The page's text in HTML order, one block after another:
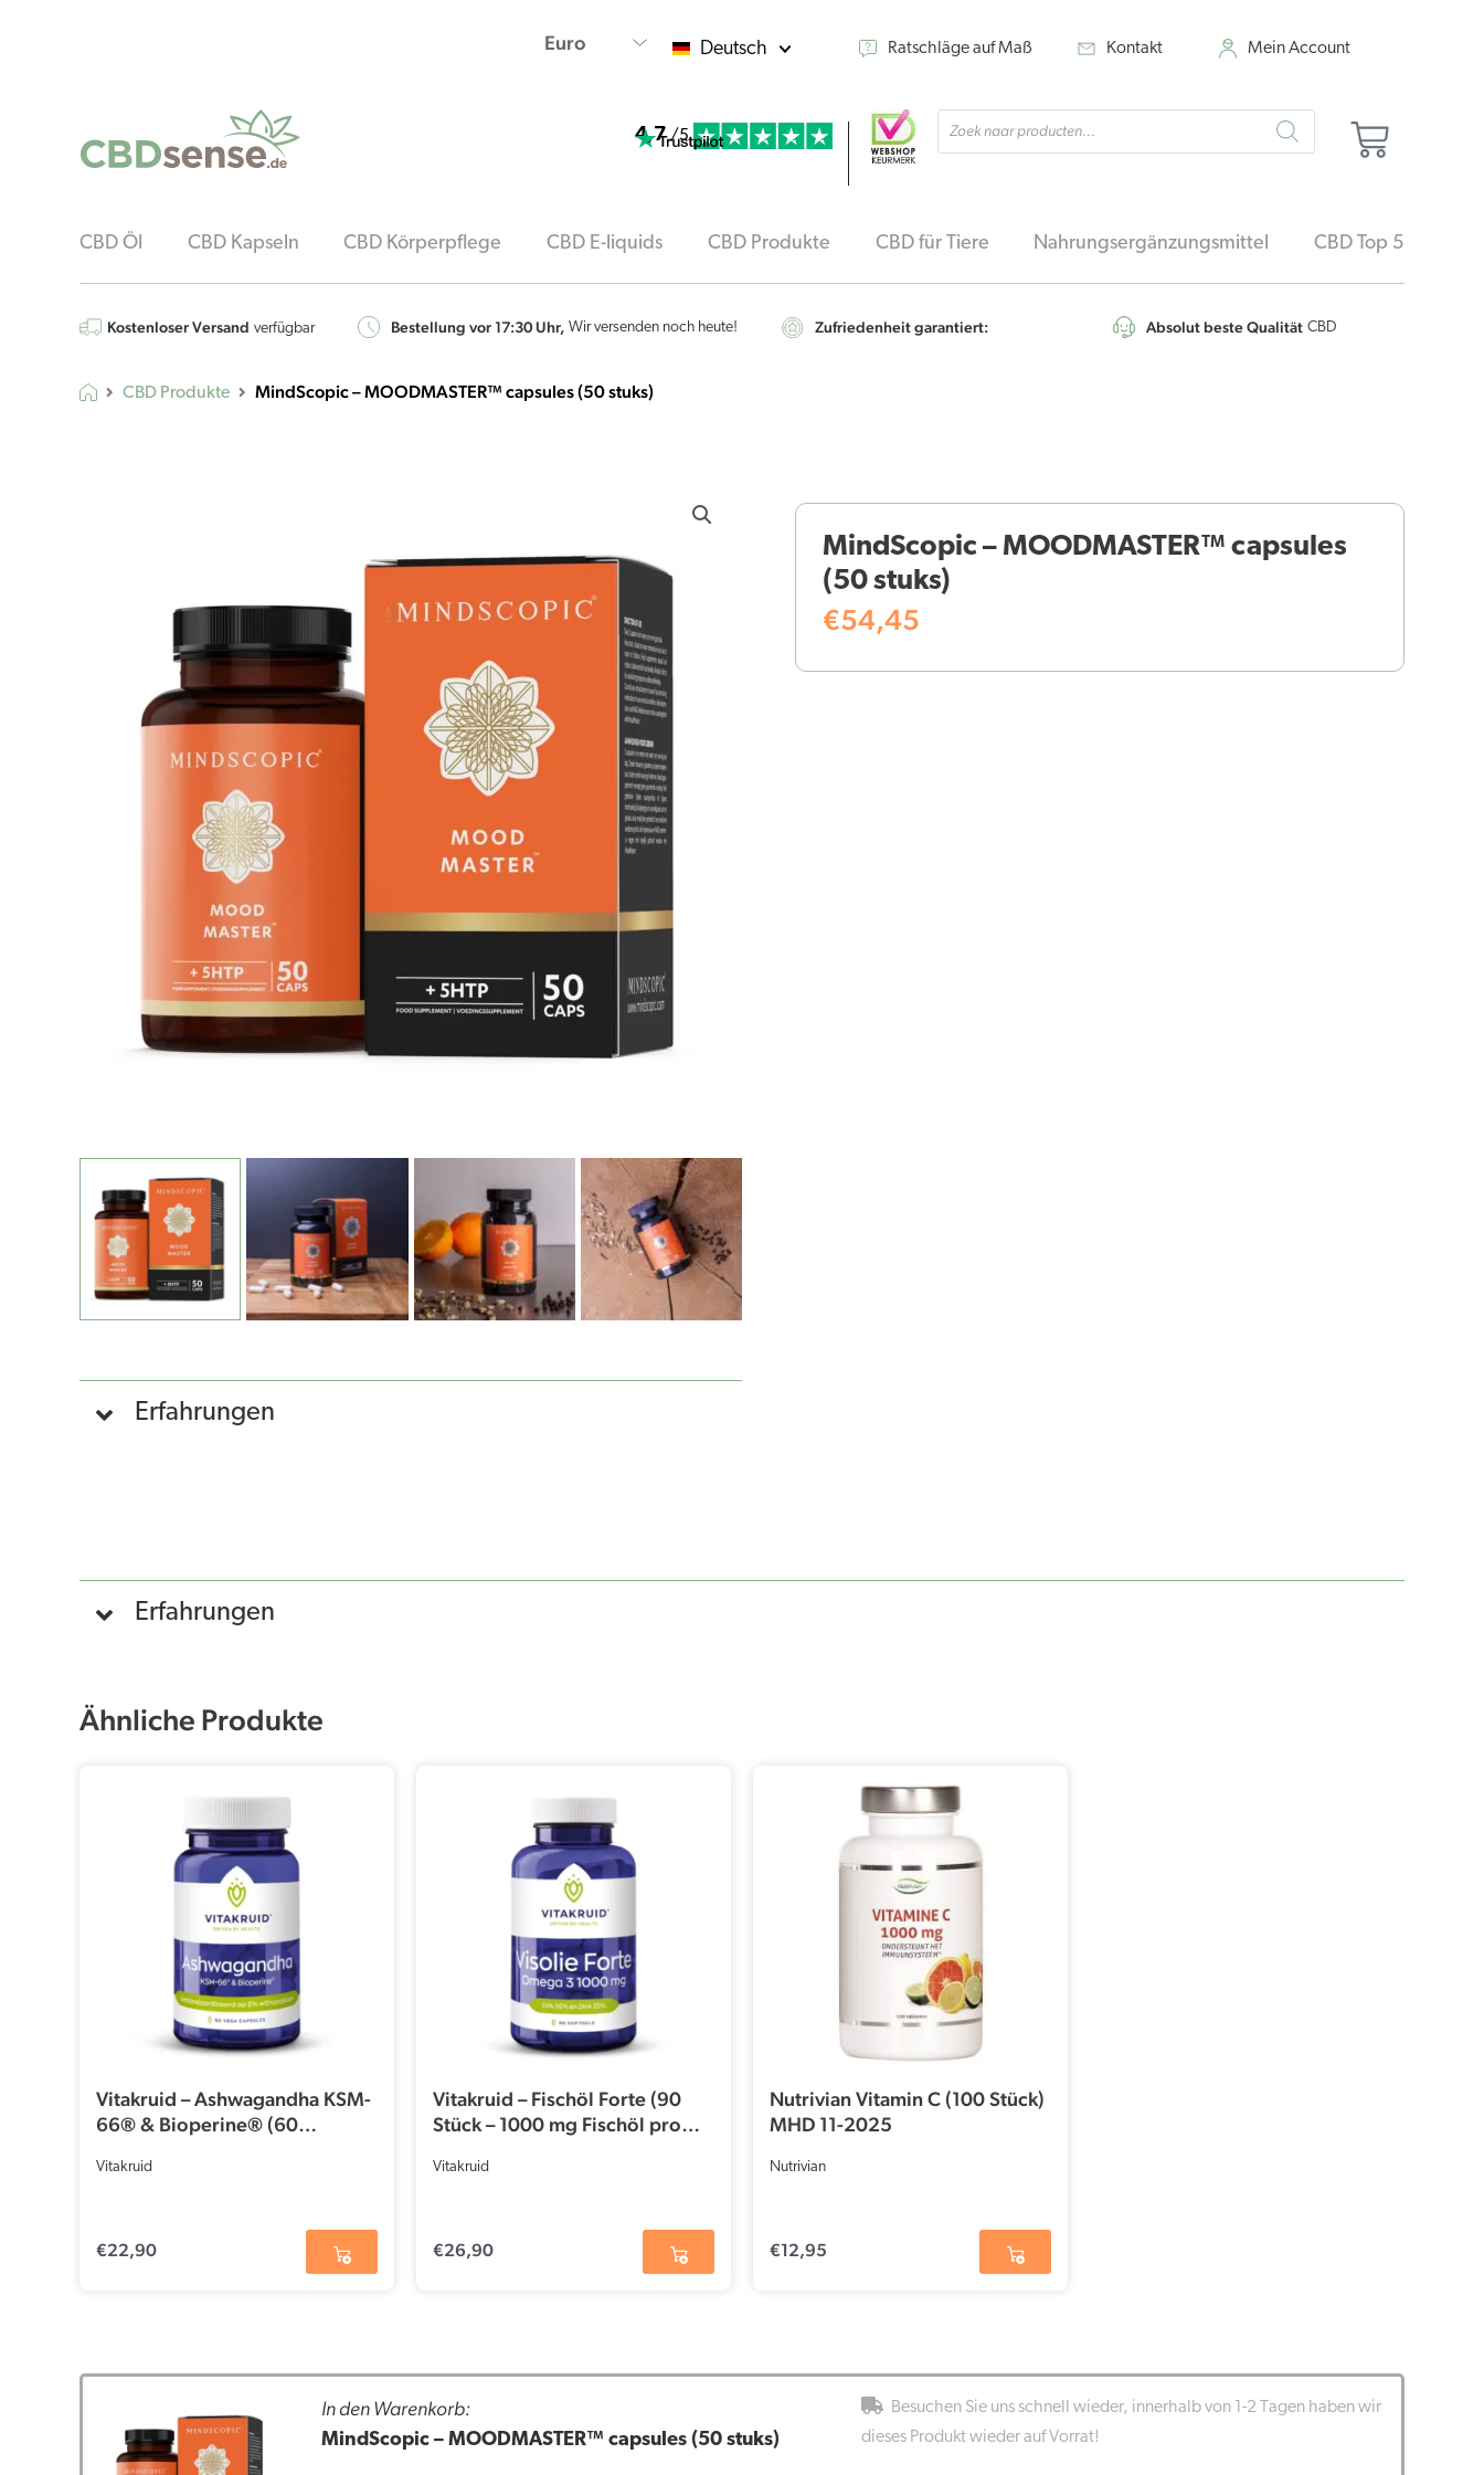
Deutsch Ratschläge auf Maß Kontakt Mein Account
4,7 /5
Products
search
CBD Öl CBD Kapseln CBD Körperpflege CBD E-liquids CBD Produkte CBD für Tiere Nahrungsergänzungsmittel CBD Top 5
Kostenloser Versand verfügbar Bestellung vor 17:30 Uhr, Wir versenden noch heute! Zufriedenheit garantiert: Absolut beste Qualität CBD
CBD Produkte MindScopic – MOODMASTER™ capsules (50 stuks)
Erfahrungen
MindScopic – MOODMASTER™ capsules
(50 stuks)
€54,45
Erfahrungen
Ähnliche Produkte
Vitakruid – Ashwagandha KSM-
66® & Bioperine® (60
Vitakruid
€22,90
Vitakruid – Fischöl Forte (90
Stück – 1000 mg Fischöl pro
Vitakruid
€26,90
Nutrivian Vitamin C (100 Stück)
MHD 11-2025
Nutrivian
€12,95
In den Warenkorb:
MindScopic – MOODMASTER™ capsules (50 stuks)
Besuchen Sie uns schnell wieder, innerhalb von 1-2 Tagen haben wir
dieses Produkt wieder auf Vorrat!